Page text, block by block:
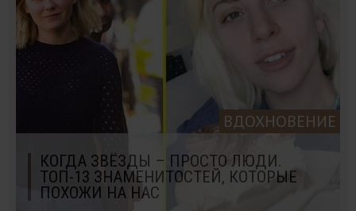
ВДОХНОВЕНИЕ
КОГДА ЗВЁЗДЫ – ПРОСТО ЛЮДИ.
ТОП-13 ЗНАМЕНИТОСТЕЙ, КОТОРЫЕ
ПОХОЖИ НА НАС